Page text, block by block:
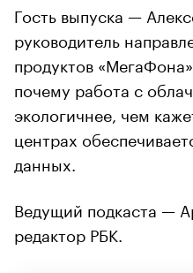
Гость выпуска —
руководитель
продуктов
почему работа с
экологичнее, чем
центрах
данных.
Ведущий подкаста —
редактор РБК.